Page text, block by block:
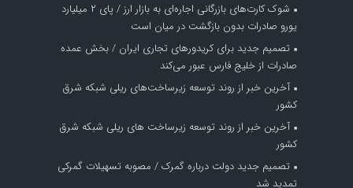
شوک کارت‌های بازرگانی اجاره‌ای به بازار ارز / پای ۲ میلیارد
یورو صادرات بدون بازگشت در میان است
تصمیم جدید برای کریدورهای تجاری ایران / بخش عمده
صادرات از خلیج فارس عبور می‌کند
آخرین خبر از روند توسعه زیرساخت‌های ریلی شبکه شرق
کشور
آخرین خبر از روند توسعه زیرساخت های ریلی شبکه شرق
کشور
تصمیم جدید دولت درباره گمرک / مصوبه تسهیلات گمرکی
تمدید شد